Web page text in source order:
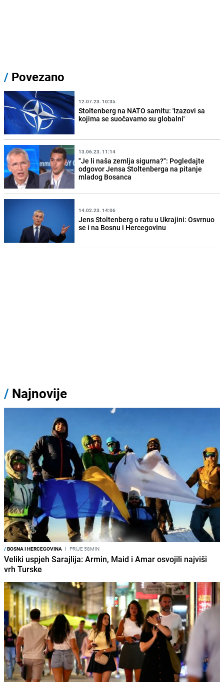
/ Povezano
12.07.23. 10:35
Stoltenberg na NATO samitu: 'Izazovi sa
kojima se suočavamo su globalni'
13.06.23. 11:14
"Je li naša zemlja sigurna?": Pogledajte
odgovor Jensa Stoltenberga na pitanje
mladog Bosanca
14.02.23. 14:06
Jens Stoltenberg o ratu u Ukrajini: Osvrnuo
se i na Bosnu i Hercegovinu
/ Najnovije
/BOSNA I HERCEGOVINA I PRIJE 58MIN
Veliki uspjeh Sarajlija: Armin, Maid i Amar osvojili najviši
vrh Turske